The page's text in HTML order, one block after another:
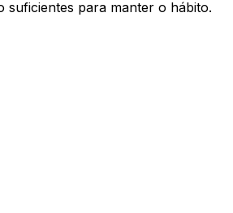
suficientes para manter o hábito.